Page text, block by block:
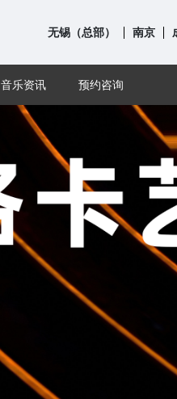
无锡（总部） 南京
音乐资讯 预约咨询